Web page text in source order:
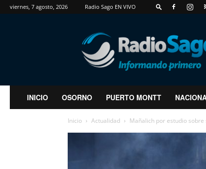
viernes, 7 agosto, 2026 Radio Sago EN VIVO
RadioSago
INICIO OSORNO PUERTO MONTT
Inicio Actualidad Mañalich por estudio sobre